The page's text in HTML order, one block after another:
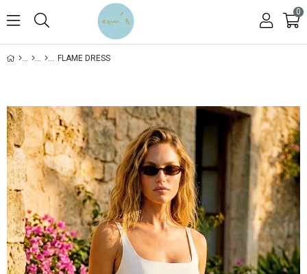
0
FLAME DRESS